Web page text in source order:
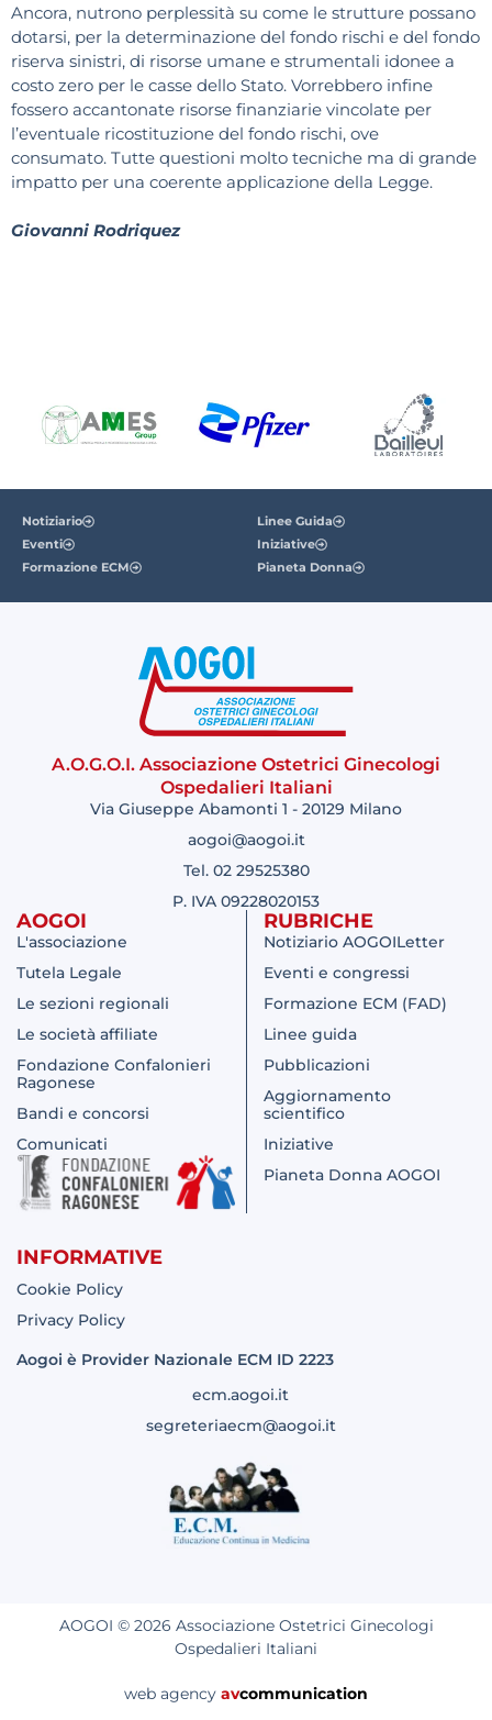
Ancora, nutrono perplessità su come le strutture possano
dotarsi, per la determinazione del fondo rischi e del fondo
riserva sinistri, di risorse umane e strumentali idonee a
costo zero per le casse dello Stato. Vorrebbero infine
fossero accantonate risorse finanziarie vincolate per
l’eventuale ricostituzione del fondo rischi, ove
consumato. Tutte questioni molto tecniche ma di grande
impatto per una coerente applicazione della Legge.
Giovanni Rodriquez
Notiziario
Eventi
Formazione ECM
Linee Guida
Iniziative
Pianeta Donna
A.O.G.O.I. Associazione Ostetrici Ginecologi
Ospedalieri Italiani
Via Giuseppe Abamonti 1 - 20129 Milano
aogoi@aogoi.it
Tel. 02 29525380
P. IVA 09228020153
AOGOI
L'associazione
Tutela Legale
Le sezioni regionali
Le società affiliate
Fondazione Confalonieri
Ragonese
Bandi e concorsi
Comunicati
RUBRICHE
Notiziario AOGOILetter
Eventi e congressi
Formazione ECM (FAD)
Linee guida
Pubblicazioni
Aggiornamento
scientifico
Iniziative
Pianeta Donna AOGOI
INFORMATIVE
Cookie Policy
Privacy Policy
Aogoi è Provider Nazionale ECM ID 2223
ecm.aogoi.it
segreteriaecm@aogoi.it
AOGOI © 2026 Associazione Ostetrici Ginecologi
Ospedalieri Italiani
web agency avcommunication